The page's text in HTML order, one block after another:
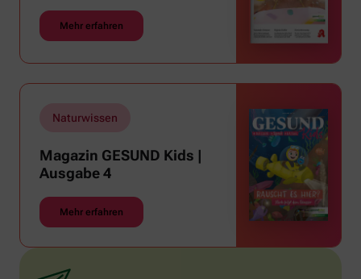
Mehr erfahren
Naturwissen
Magazin GESUND Kids |
Ausgabe 4
Mehr erfahren